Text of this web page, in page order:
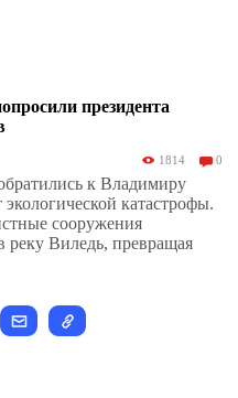
президента
1814 0
к Владимиру
катастрофы.
сооружения
реку Виледь, превращая